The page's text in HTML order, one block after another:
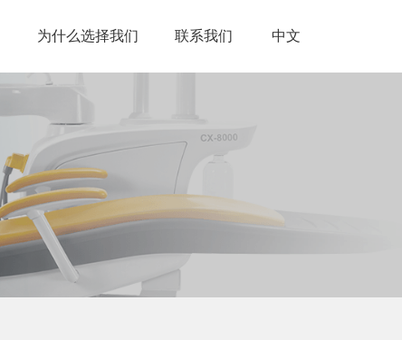
为什么选择我们 联系我们 中文